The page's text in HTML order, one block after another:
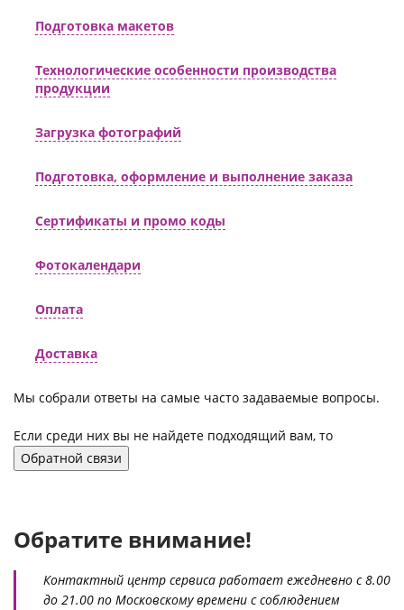
Подготовка макетов
Технологические особенности производства
продукции
Загрузка фотографий
Подготовка, оформление и выполнение заказа
Сертификаты и промо коды
Фотокалендари
Оплата
Доставка
Мы собрали ответы на самые часто задаваемые вопросы.
Если среди них вы не найдете подходящий вам, то
Обратной связи
Обратите внимание!
Контактный центр сервиса работает ежедневно с 8.00
до 21.00 по Московскому времени с соблюдением